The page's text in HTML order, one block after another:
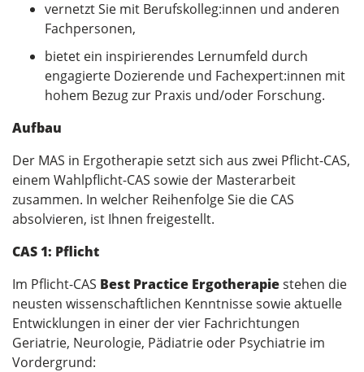
vernetzt Sie mit Berufskolleg:innen und anderen
Fachpersonen,
bietet ein inspirierendes Lernumfeld durch
engagierte Dozierende und Fachexpert:innen mit
hohem Bezug zur Praxis und/oder Forschung.
Aufbau
Der MAS in Ergotherapie setzt sich aus zwei Pflicht-CAS,
einem Wahlpflicht-CAS sowie der Masterarbeit
zusammen. In welcher Reihenfolge Sie die CAS
absolvieren, ist Ihnen freigestellt.
CAS 1: Pflicht
Im Pflicht-CAS Best Practice Ergotherapiestehen die
neusten wissenschaftlichen Kenntnisse sowie aktuelle
Entwicklungen in einer der vier Fachrichtungen
Geriatrie, Neurologie, Pädiatrie oder Psychiatrie im
Vordergrund: